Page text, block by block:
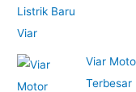
Viar
Terbesar